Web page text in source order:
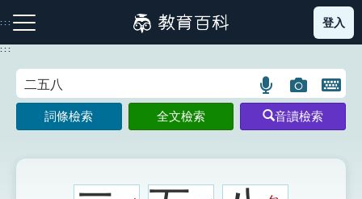
到
主
:::
注音索引圖示 筆畫索引圖示 部首索引表圖示
登入
:::
語
言
搜
示
圖
片
搜
開
鍵
圖
詞條檢索 全文檢索 音讀檢索